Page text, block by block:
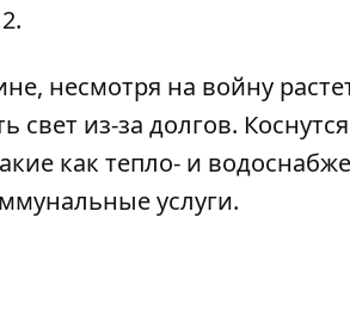
.
несмотря на войну
свет из-за долгов.
как тепло- и
услуги.